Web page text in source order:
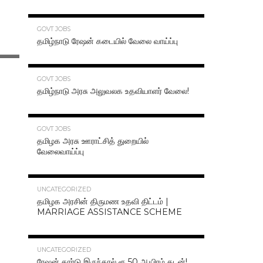
GOVT JOBS
தமிழ்நாடு ரேஷன் கடையில் வேலை வாய்ப்பு
GOVT JOBS
தமிழ்நாடு அரசு அலுவலக உதவியாளர் வேலை!
GOVT JOBS
தமிழக அரசு ஊராட்சித் துறையில்
வேலைவாய்ப்பு
UNCATEGORIZED
தமிழக அரசின் திருமண உதவி திட்டம் |
MARRIAGE ASSISTANCE SCHEME
UNCATEGORIZED